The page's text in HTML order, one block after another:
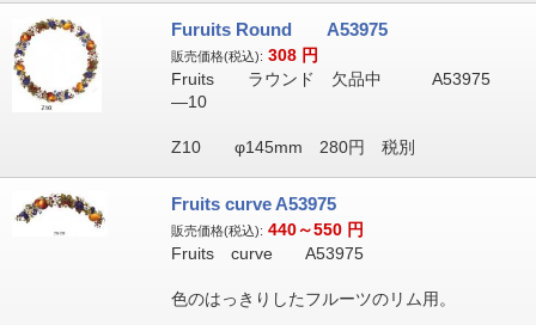
Furuits Round A53975
販売価格(税込): 308 円
Fruits ラウンド 欠品中 A53975
―10
Z10 φ145mm 280円 税別
Fruits curve A53975
販売価格(税込): 440～550 円
Fruits curve A53975
色のはっきりしたフルーツのリム用。